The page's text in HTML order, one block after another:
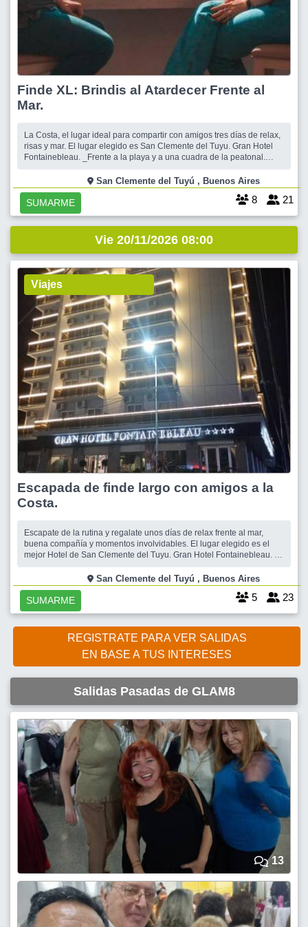
Finde XL: Brindis al Atardecer Frente al
Mar.
La Costa, el lugar ideal para compartir con amigos tres días de relax,
risas y mar. El lugar elegido es San Clemente del Tuyu. Gran Hotel
Fontainebleau. _Frente a la playa y a una cuadra de la peatonal.
equipamiento, limpieza, te va a encantar. El desayuno es buenísimo
en un
San Clemente del Tuyú , Buenos Aires
SUMARME 8 21
Vie 20/11/2026 08:00
Viajes
Escapada de finde largo con amigos a la
Costa.
Escapate de la rutina y regalate unos días de relax frente al mar,
buena compañía y momentos involvidables. El lugar elegido es el
mejor Hotel de San Clemente del Tuyu. Gran Hotel Fontainebleau. 4
eq
San Clemente del Tuyú , Buenos Aires
SUMARME 5 23
REGISTRATE PARA VER SALIDAS
EN BASE A TUS INTERESES
Salidas Pasadas de GLAM8
13